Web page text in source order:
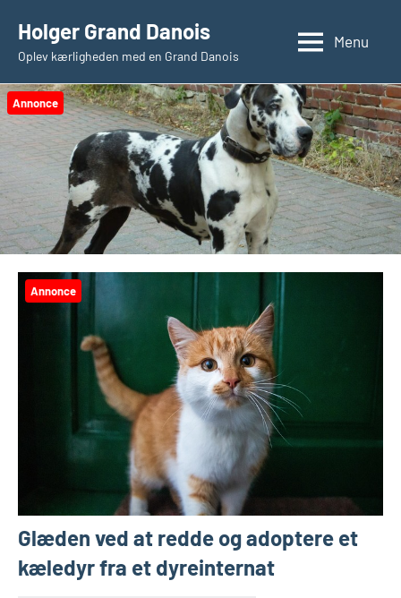
indhold
Holger Grand Danois
Oplev kærligheden med en Grand Danois
Menu
Annonce
Annonce
Glæden ved at redde og adoptere et
kæledyr fra et dyreinternat